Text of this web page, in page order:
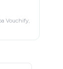
Vouchify,